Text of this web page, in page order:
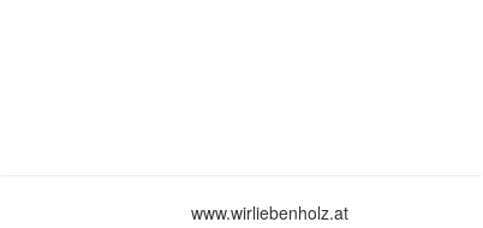
www.wirliebenholz.at